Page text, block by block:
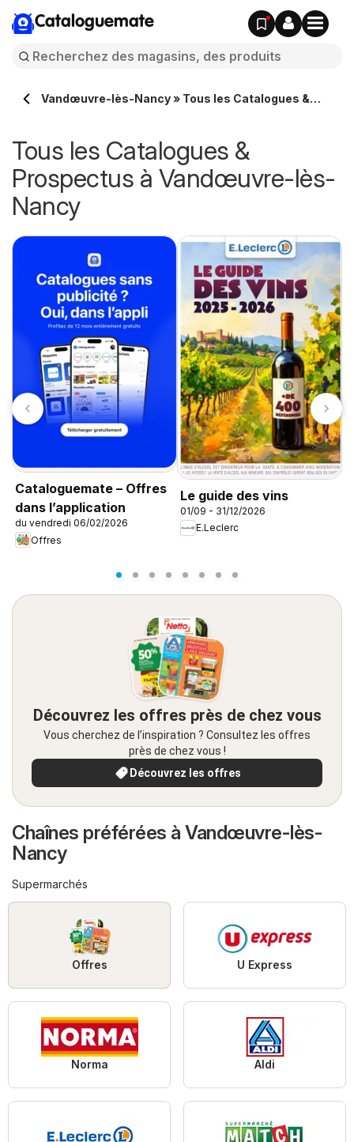
Cataloguemate
Vandœuvre-lès-Nancy » Tous les Catalogues &
Tous les Catalogues &
Prospectus à Vandœuvre-lès-
Nancy
Cataloguemate – Offres
dans l’application
du vendredi 06/02/2026
Offres
Le guide des vins
01/09 - 31/12/2026
E.Leclerc
Découvrez les offres près de chez vous
Vous cherchez de l’inspiration ? Consultez les offres
près de chez vous !
Découvrez les offres
Chaînes préférées à Vandœuvre-lès-
Nancy
Supermarchés
Offres U Express
Norma Aldi